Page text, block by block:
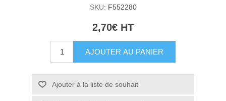
SKU: F552280
2,70€ HT
AJOUTER AU PANIER
Ajouter à la liste de souhait